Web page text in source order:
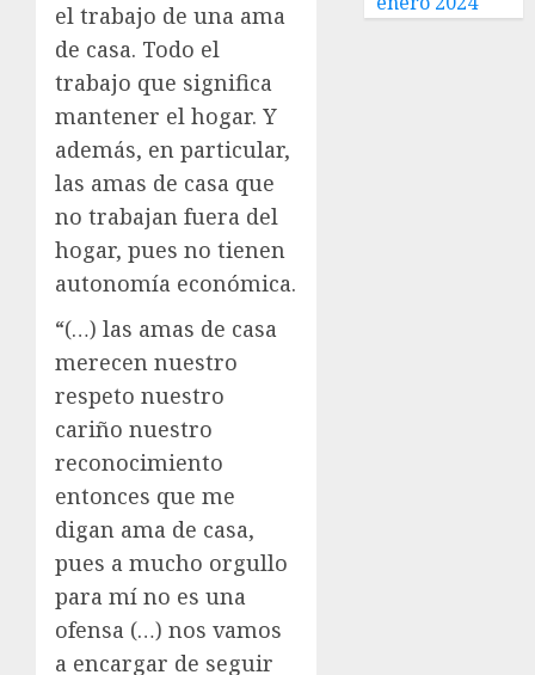
el trabajo de una ama
de casa. Todo el
trabajo que significa
mantener el hogar. Y
además, en particular,
las amas de casa que
no trabajan fuera del
hogar, pues no tienen
autonomía económica.
“(…) las amas de casa
merecen nuestro
respeto nuestro
cariño nuestro
reconocimiento
entonces que me
digan ama de casa,
pues a mucho orgullo
para mí no es una
ofensa (…) nos vamos
a encargar de seguir